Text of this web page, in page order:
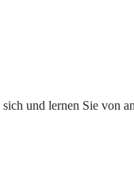
und lernen Sie von